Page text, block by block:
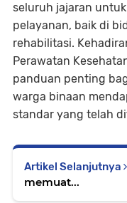
seluruh jajaran
pelayanan, baik di
rehabilitasi.
Perawatan
panduan penting
warga binaan
standar yang telah
Artikel Selanjutnya
memuat...